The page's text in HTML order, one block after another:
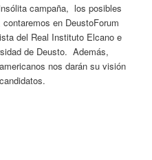
campaña, los posibles
en DeustoForum
del Real Instituto Elcano e
de Deusto. Además,
nos darán su visión